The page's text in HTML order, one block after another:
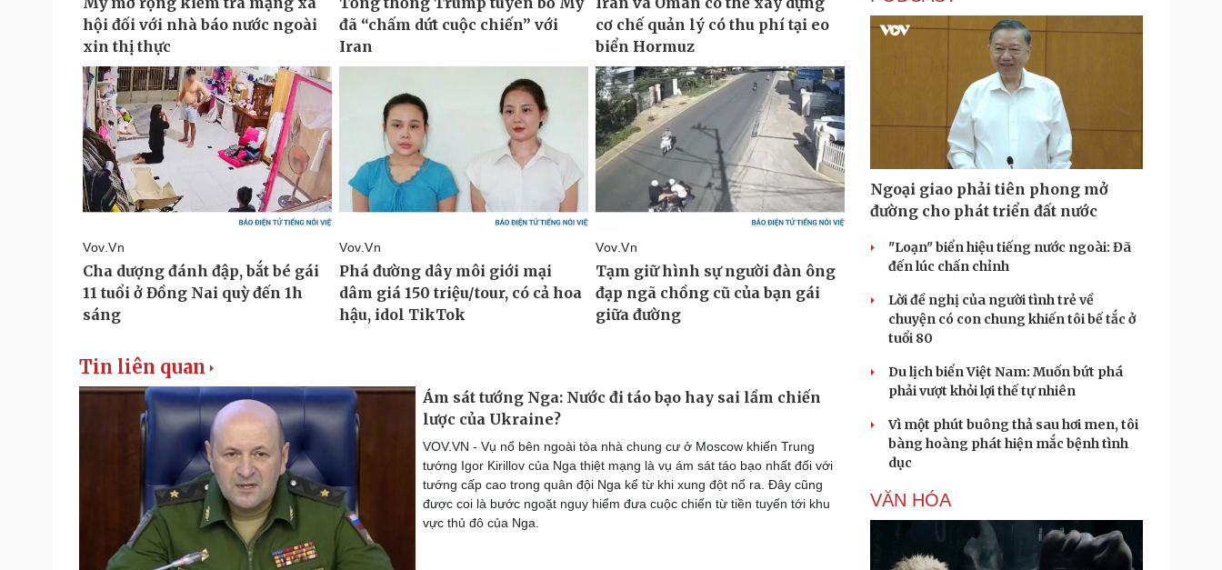
Tin liên quan
Ám sát tướng Nga: Nước đi táo bạo hay sai lầm chiến
lược của Ukraine?
VOV.VN - Vụ nổ bên ngoài tòa nhà chung cư ở Moscow khiến Trung
tướng Igor Kirillov của Nga thiệt mạng là vụ ám sát táo bạo nhất đối với
tướng cấp cao trong quân đội Nga kể từ khi xung đột nổ ra. Đây cũng
được coi là bước ngoặt nguy hiểm đưa cuộc chiến từ tiền tuyến tới khu
vực thủ đô của Nga.
Ngoại giao phải tiên phong mở
đường cho phát triển đất nước
"Loạn" biển hiệu tiếng nước ngoài: Đã
đến lúc chấn chỉnh
Lời đề nghị của người tình trẻ về
chuyện có con chung khiến tôi bế tắc ở
tuổi 80
Du lịch biển Việt Nam: Muốn bứt phá
phải vượt khỏi lợi thế tự nhiên
Vì một phút buông thả sau hơi men, tôi
bàng hoàng phát hiện mắc bệnh tình
dục
VĂN HÓA